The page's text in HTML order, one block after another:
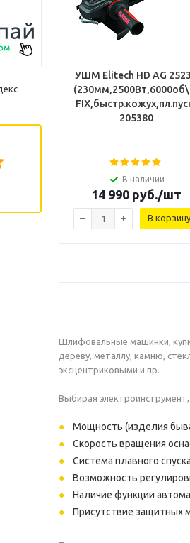
УШМ Elitech HD AG
205380
В наличии
14 990руб./шт
В корзину
Шлифовальные машинки,
дереву, металлу, камню,
эксцентриковыми и пр.
Выбирая
Мощность (изделия
Скорость вращения
Система плавного
Возможность
Наличие функции
Присутствие защитных